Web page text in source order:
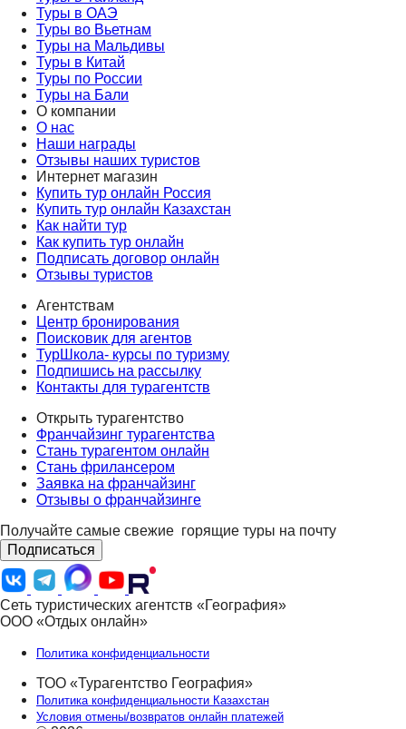
Туры в ОАЭ
Туры во Вьетнам
Туры на Мальдивы
Туры в Китай
Туры по России
Туры на Бали
О компании
О нас
Наши награды
Отзывы наших туристов
Интернет магазин
Купить тур онлайн Россия
Купить тур онлайн Казахстан
Как найти тур
Как купить тур онлайн
Подписать договор онлайн
Отзывы туристов
Агентствам
Центр бронирования
Поисковик для агентов
ТурШкола- курсы по туризму
Подпишись на рассылку
Контакты для турагентств
Открыть турагентство
Франчайзинг турагентства
Стань турагентом онлайн
Стань фрилансером
Заявка на франчайзинг
Отзывы о франчайзинге
Получайте самые свежие горящие туры на почту
Подписаться
Сеть туристических агентств «География»
ООО «Отдых онлайн»
Политика конфиденциальности
ТОО «Турагентство География»
Политика конфиденциальности Казахстан
Условия отмены/возвратов онлайн платежей